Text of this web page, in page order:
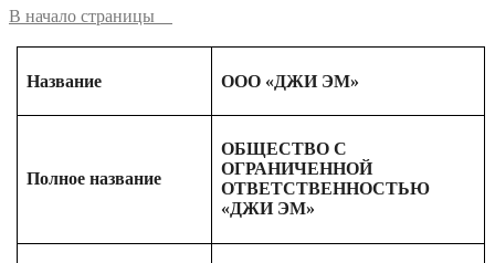
В начало страницы
Название ООО «ДЖИ ЭМ»
Полное название
ОБЩЕСТВО С
ОГРАНИЧЕННОЙ
ОТВЕТСТВЕННОСТЬЮ
«ДЖИ ЭМ»